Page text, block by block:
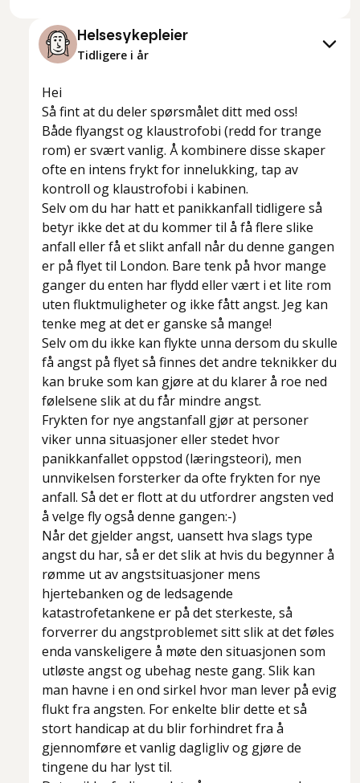
Helsesykepleier
Tidligere i år
Hei
Så fint at du deler spørsmålet ditt med oss!
Både flyangst og klaustrofobi (redd for trange
rom) er svært vanlig. Å kombinere disse skaper
ofte en intens frykt for innelukking, tap av
kontroll og klaustrofobi i kabinen.
Selv om du har hatt et panikkanfall tidligere så
betyr ikke det at du kommer til å få flere slike
anfall eller få et slikt anfall når du denne gangen
er på flyet til London. Bare tenk på hvor mange
ganger du enten har flydd eller vært i et lite rom
uten fluktmuligheter og ikke fått angst. Jeg kan
tenke meg at det er ganske så mange!
Selv om du ikke kan flykte unna dersom du skulle
få angst på flyet så finnes det andre teknikker du
kan bruke som kan gjøre at du klarer å roe ned
følelsene slik at du får mindre angst.
Frykten for nye angstanfall gjør at personer
viker unna situasjoner eller stedet hvor
panikkanfallet oppstod (læringsteori), men
unnvikelsen forsterker da ofte frykten for nye
anfall. Så det er flott at du utfordrer angsten ved
å velge fly også denne gangen:-)
Når det gjelder angst, uansett hva slags type
angst du har, så er det slik at hvis du begynner å
rømme ut av angstsituasjoner mens
hjertebanken og de ledsagende
katastrofetankene er på det sterkeste, så
forverrer du angstproblemet sitt slik at det føles
enda vanskeligere å møte den situasjonen som
utløste angst og ubehag neste gang. Slik kan
man havne i en ond sirkel hvor man lever på evig
flukt fra angsten. For enkelte blir dette et så
stort handicap at du blir forhindret fra å
gjennomføre et vanlig dagligliv og gjøre de
tingene du har lyst til.